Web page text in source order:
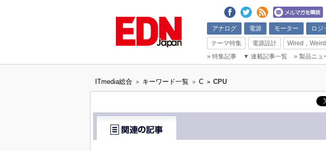
アナログ 電源 モーター ロジ
テーマ特集 電源設計 Wired，Weird
» 特集記事 ▼ 連載記事一覧 » 製品ニュ
ITmedia総合 > キーワード一覧 > C > CPU